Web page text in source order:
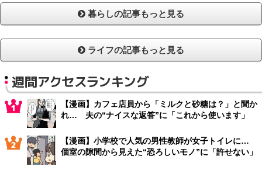
暮らしの記事もっと見る
ライフの記事もっと見る
週間アクセスランキング
【漫画】カフェ店員から「ミルクと砂糖は？」と聞か
れ… 夫の“ナイスな返答”に「これから使います」
【漫画】小学校で人気の男性教師が女子トイレに…
個室の隙間から見えた“恐ろしいモノ”に「許せない」